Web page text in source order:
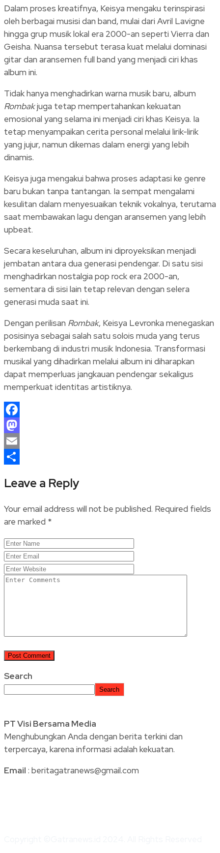
Dalam proses kreatifnya, Keisya mengaku terinspirasi
oleh berbagai musisi dan band, mulai dari Avril Lavigne
hingga grup musik lokal era 2000-an seperti Vierra dan
Geisha. Nuansa tersebut terasa kuat melalui dominasi
gitar dan aransemen full band yang menjadi ciri khas
album ini.
Tidak hanya menghadirkan warna musik baru, album
Rombakjuga tetap mempertahankan kekuatan
emosional yang selama ini menjadi ciri khas Keisya. Ia
tetap menyampaikan cerita personal melalui lirik-lirik
yang jujur, namun dikemas dalam energi yang lebih
dinamis.
Keisya juga mengakui bahwa proses adaptasi ke genre
baru bukan tanpa tantangan. Ia sempat mengalami
kesulitan dalam menyesuaikan teknik vokalnya, terutama
saat membawakan lagu dengan aransemen yang lebih
upbeat.
Secara keseluruhan, album ini diproyeksikan menjadi
jembatan antara dua generasi pendengar. Di satu sisi
menghadirkan nostalgia pop rock era 2000-an,
sementara di sisi lain tetap relevan dengan selera
generasi muda saat ini.
Dengan perilisan Rombak, Keisya Levronka menegaskan
posisinya sebagai salah satu solois muda yang terus
berkembang di industri musik Indonesia. Transformasi
musikal yang dihadirkan melalui album ini diharapkan
dapat memperluas jangkauan pendengar sekaligus
memperkuat identitas artistiknya.
Facebook
Mastodon
Email
Leave a Reply
Your email address will not be published. Required fields
are marked *
Search
Search
PT Visi Bersama Media
Menghubungkan Anda dengan berita terkini dan
terpercaya, karena informasi adalah kekuatan.
Email : beritagatranews@gmail.com